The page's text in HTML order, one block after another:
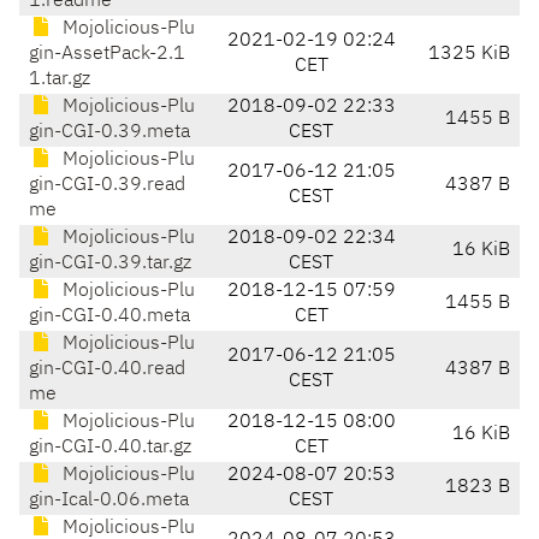
Mojolicious-Plu
gin-AssetPack-2.1
1.tar.gz
2021-02-19 02:24
CET
1325 KiB
Mojolicious-Plu
gin-CGI-0.39.meta
2018-09-02 22:33
CEST
1455 B
Mojolicious-Plu
gin-CGI-0.39.read
me
2017-06-12 21:05
CEST
4387 B
Mojolicious-Plu
gin-CGI-0.39.tar.gz
2018-09-02 22:34
CEST
16 KiB
Mojolicious-Plu
gin-CGI-0.40.meta
2018-12-15 07:59
CET
1455 B
Mojolicious-Plu
gin-CGI-0.40.read
me
2017-06-12 21:05
CEST
4387 B
Mojolicious-Plu
gin-CGI-0.40.tar.gz
2018-12-15 08:00
CET
16 KiB
Mojolicious-Plu
gin-Ical-0.06.meta
2024-08-07 20:53
CEST
1823 B
Mojolicious-Plu